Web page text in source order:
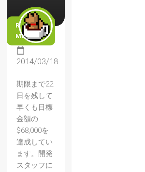
READ
MORE
2014/03/18
期限まで22
日を残して
早くも目標
金額の
$68,000を
達成してい
ます。開発
スタッフに